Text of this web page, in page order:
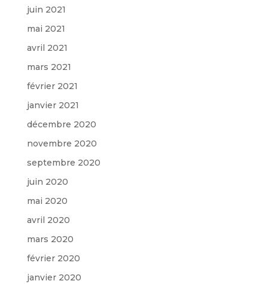
juin 2021
mai 2021
avril 2021
mars 2021
février 2021
janvier 2021
décembre 2020
novembre 2020
septembre 2020
juin 2020
mai 2020
avril 2020
mars 2020
février 2020
janvier 2020